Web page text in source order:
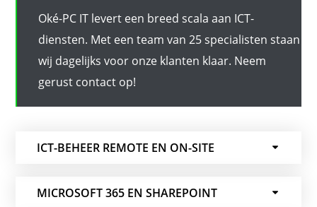
Oké-PC IT levert een breed scala aan ICT-
diensten. Met een team van 25 specialisten staan
wij dagelijks voor onze klanten klaar. Neem
gerust contact op!
ICT-BEHEER REMOTE EN ON-SITE
MICROSOFT 365 EN SHAREPOINT